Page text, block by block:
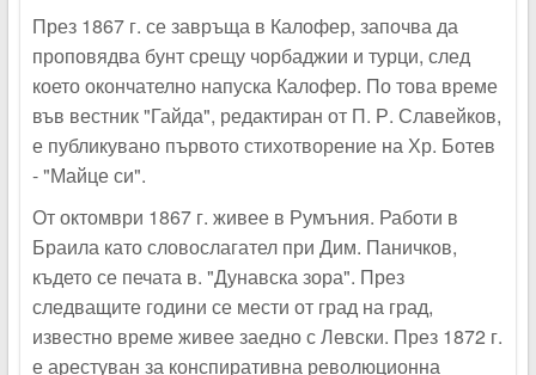
През 1867 г. се завръща в Калофер, започва да
проповядва бунт срещу чорбаджии и турци, след
което окончателно напуска Калофер. По това време
във вестник "Гайда", редактиран от П. Р. Славейков,
е публикувано първото стихотворение на Хр. Ботев
- "Майце си".
От октомври 1867 г. живее в Румъния. Работи в
Браила като словослагател при Дим. Паничков,
където се печата в. "Дунавска зора". През
следващите години се мести от град на град,
известно време живее заедно с Левски. През 1872 г.
е арестуван за конспиративна революционна